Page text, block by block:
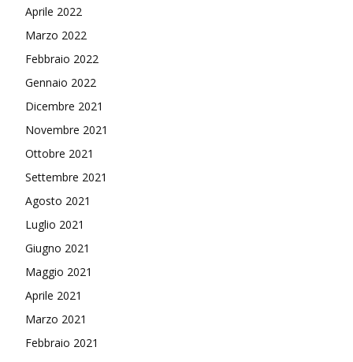
Aprile 2022
Marzo 2022
Febbraio 2022
Gennaio 2022
Dicembre 2021
Novembre 2021
Ottobre 2021
Settembre 2021
Agosto 2021
Luglio 2021
Giugno 2021
Maggio 2021
Aprile 2021
Marzo 2021
Febbraio 2021